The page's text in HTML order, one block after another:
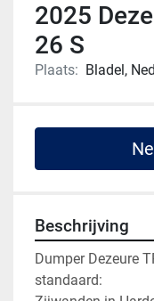
2025
26 S
Plaats: Bladel,
Beschrijving
Dumper Dezeure
standaard: